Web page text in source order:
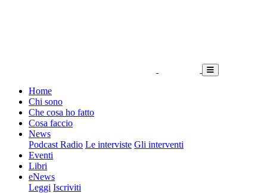
Home
Chi sono
Che cosa ho fatto
Cosa faccio
News
Podcast Radio Le interviste Gli interventi
Eventi
Libri
eNews
Leggi Iscriviti